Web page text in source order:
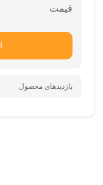
بازدیدهای محصول